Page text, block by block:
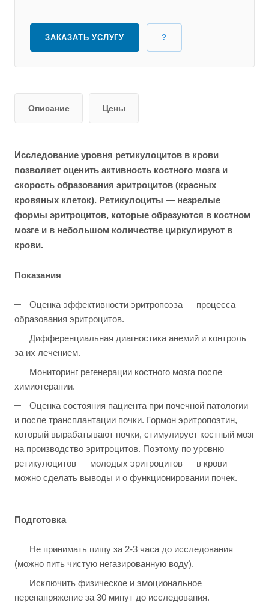
ЗАКАЗАТЬ УСЛУГУ ?
Описание Цены
Исследование уровня ретикулоцитов в крови
позволяет оценить активность костного мозга и
скорость образования эритроцитов (красных
кровяных клеток). Ретикулоциты — незрелые
формы эритроцитов, которые образуются в костном
мозге и в небольшом количестве циркулируют в
крови.
Показания
Оценка эффективности эритропоэза — процесса
образования эритроцитов.
Дифференциальная диагностика анемий и контроль
за их лечением.
Мониторинг регенерации костного мозга после
химиотерапии.
Оценка состояния пациента при почечной патологии
и после трансплантации почки. Гормон эритропоэтин,
который вырабатывают почки, стимулирует костный мозг
на производство эритроцитов. Поэтому по уровню
ретикулоцитов — молодых эритроцитов — в крови
можно сделать выводы и о функционировании почек.
Подготовка
Не принимать пищу за 2-3 часа до исследования
(можно пить чистую негазированную воду).
Исключить физическое и эмоциональное
перенапряжение за 30 минут до исследования.